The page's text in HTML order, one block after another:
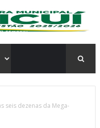
seis dezenas da Mega-